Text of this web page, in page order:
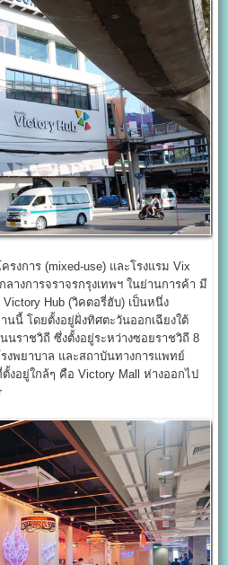
ครงการ (mixed-use) และโรงแรม Vix
างการจราจรกรุงเทพฯ ในย่านการค้า มี
Hub (วิคตอรี่ฮับ) เป็นหนึ่ง
นี้ โดยตั้งอยู่ฝั่งทิศตะวันออกเฉียงใต้
ราชวิถี ซึ่งตั้งอยู่ระหว่างซอยราชวิถี 8
งพยาบาล และสถาบันทางการแพทย์
อยู่ใกล้ๆ คือ Victory Mall ห่างออกไป